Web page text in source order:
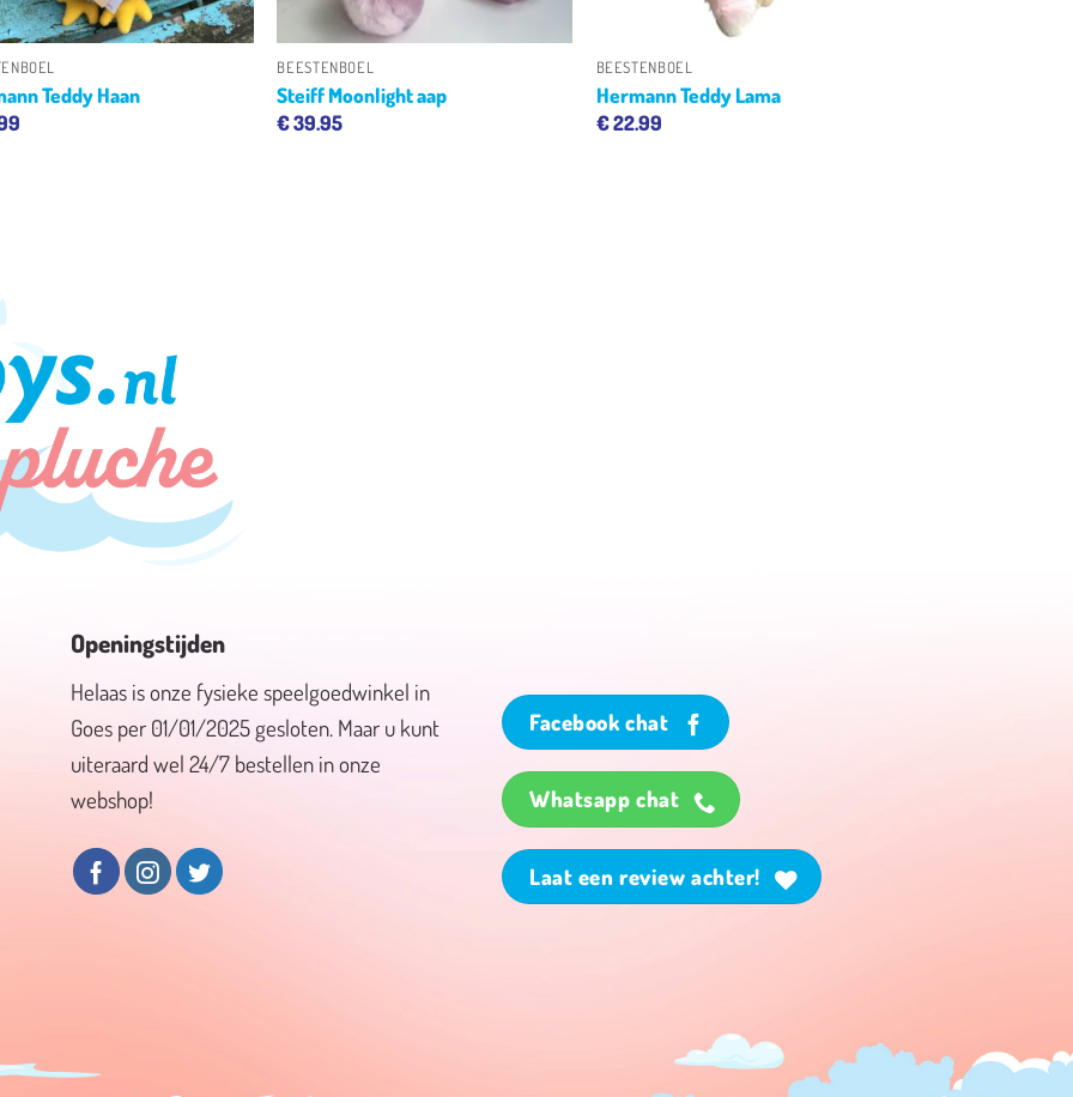
Teddy Haan
BEESTENBOEL
Steiff Moonlight aap
€39.95
BEESTENBOEL
Hermann Teddy Lama
€22.99
Openingstijden
Helaas is onze fysieke speelgoedwinkel in
Goes per 01/01/2025 gesloten. Maar u kunt
uiteraard wel 24/7 bestellen in onze
webshop!
Facebook chat
Whatsapp chat
Laat een review achter!